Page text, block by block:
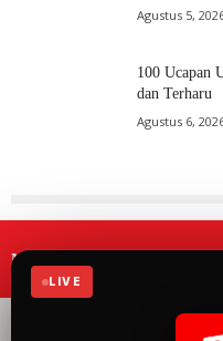
LIVE
Agustus 5,
100 Ucapan
dan Terharu
Agustus 6,
Mau menerima informasi
iSWARA?